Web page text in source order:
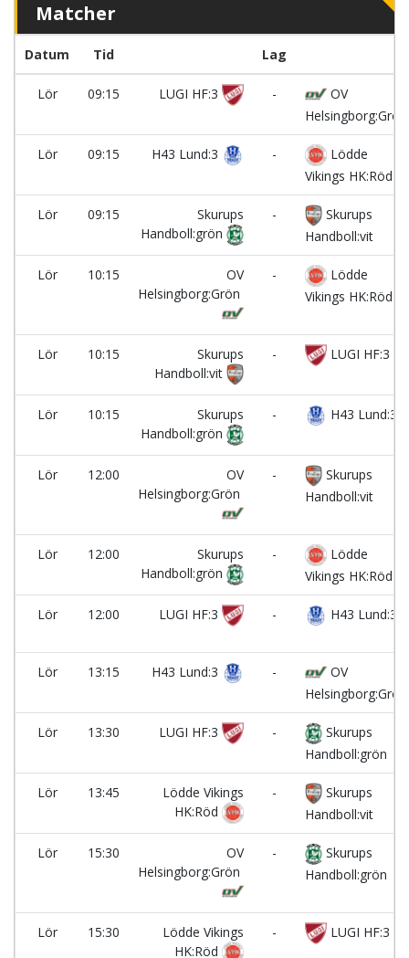
Matcher
Datum Tid Lag
Lör 09:15 LUGI HF:3 -
OV
Helsingborg:Grön
Lör 09:15 H43 Lund:3 -
Lödde
Vikings HK:Röd
Lör 09:15
Skurups
Handboll:grön
-
Skurups
Handboll:vit
Lör 10:15
OV
Helsingborg:Grön
-
Lödde
Vikings HK:Röd
Lör 10:15
Skurups
Handboll:vit
- LUGI HF:3
Lör 10:15
Skurups
Handboll:grön
- H43 Lund:3
Lör 12:00
OV
Helsingborg:Grön
-
Skurups
Handboll:vit
Lör 12:00
Skurups
Handboll:grön
-
Lödde
Vikings HK:Röd
Lör 12:00 LUGI HF:3 - H43 Lund:3
Lör 13:15 H43 Lund:3 -
OV
Helsingborg:Grön
Lör 13:30 LUGI HF:3 -
Skurups
Handboll:grön
Lör 13:45
Lödde Vikings
HK:Röd
-
Skurups
Handboll:vit
Lör 15:30
OV
Helsingborg:Grön
-
Skurups
Handboll:grön
Lör 15:30
Lödde Vikings
HK:Röd
- LUGI HF:3